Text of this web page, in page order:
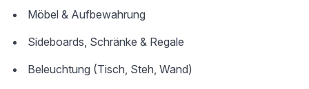
Möbel & Aufbewahrung
Sideboards, Schränke & Regale
Beleuchtung (Tisch, Steh, Wand)